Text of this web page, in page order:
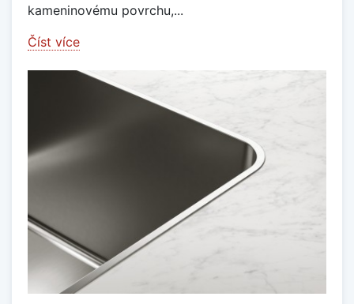
kameninovému povrchu,...
Číst více